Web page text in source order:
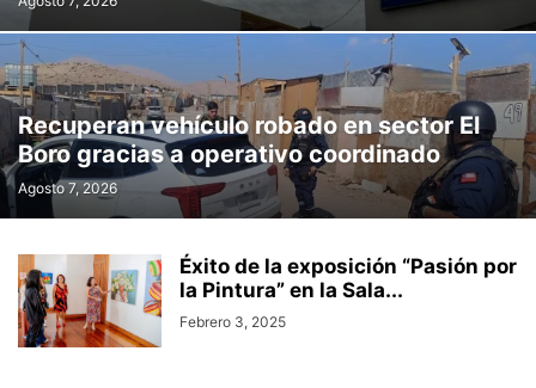
Recuperan vehículo robado en sector El
Boro gracias a operativo coordinado
Agosto 7, 2026
Éxito de la exposición “Pasión por
la Pintura” en la Sala...
Febrero 3, 2025